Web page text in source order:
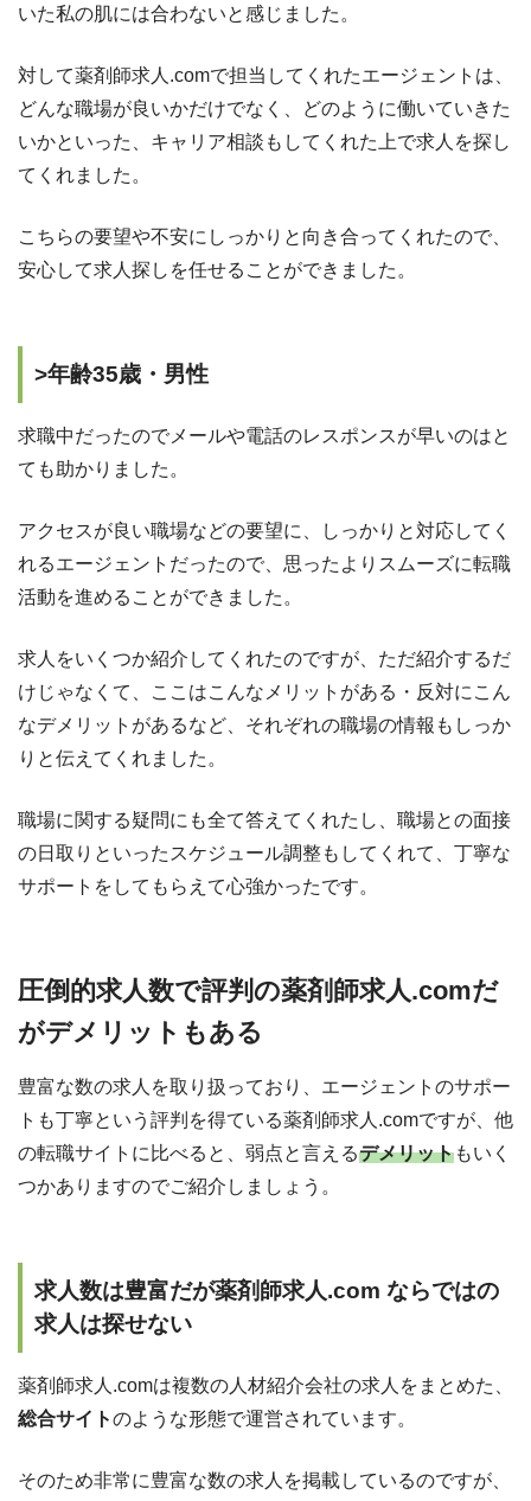
いた私の肌には合わないと感じました。
対して薬剤師求人.comで担当してくれたエージェントは、
どんな職場が良いかだけでなく、どのように働いていきた
いかといった、キャリア相談もしてくれた上で求人を探し
てくれました。
こちらの要望や不安にしっかりと向き合ってくれたので、
安心して求人探しを任せることができました。
>年齢35歳・男性
求職中だったのでメールや電話のレスポンスが早いのはと
ても助かりました。
アクセスが良い職場などの要望に、しっかりと対応してく
れるエージェントだったので、思ったよりスムーズに転職
活動を進めることができました。
求人をいくつか紹介してくれたのですが、ただ紹介するだ
けじゃなくて、ここはこんなメリットがある・反対にこん
なデメリットがあるなど、それぞれの職場の情報もしっか
りと伝えてくれました。
職場に関する疑問にも全て答えてくれたし、職場との面接
の日取りといったスケジュール調整もしてくれて、丁寧な
サポートをしてもらえて心強かったです。
圧倒的求人数で評判の薬剤師求人.comだ
がデメリットもある
豊富な数の求人を取り扱っており、エージェントのサポー
トも丁寧という評判を得ている薬剤師求人.comですが、他
の転職サイトに比べると、弱点と言えるデメリットもいく
つかありますのでご紹介しましょう。
求人数は豊富だが薬剤師求人.com ならではの
求人は探せない
薬剤師求人.comは複数の人材紹介会社の求人をまとめた、
総合サイトのような形態で運営されています。
そのため非常に豊富な数の求人を掲載しているのですが、